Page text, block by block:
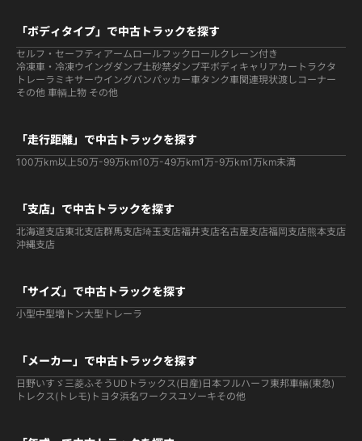
「ボディタイプ」で中古トラックを探す
セルフ・セーフティ アームロールフックロールクレーン付き
冷凍車・冷凍ウイングダンプ土砂禁ダンプ平ボディ キャリアカー トラクタ
トレーラ ミキサーウイングバンパッカー車タンク車関連現状渡しコーナー
その他 車輌上物 その他
「走行距離」で中古トラックを探す
100万km以上50万-99万km10万-49万km1万-9万km1万km未満
「支店」で中古トラックを探す
北海道支店東北支店群馬支店埼玉支店福井支店名古屋支店福岡支店熊本支店
沖縄支店
「サイズ」で中古トラックを探す
小型中型増トン大型 トレーラ
「メーカー」で中古トラックを探す
日野いすゞ 三菱ふそう UDトラックス(日産) 日本フルハーフ 東邦車輛(東急)
トレクス(トレモ) トヨタ浜名ワークスユソーキその他